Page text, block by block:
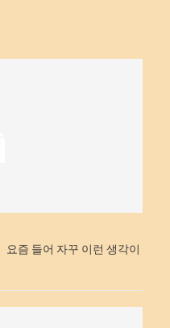
요즘 들어 자꾸 이런 생각이